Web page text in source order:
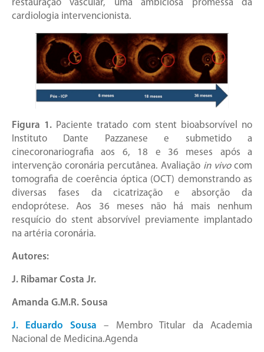
restauração vascular, uma ambiciosa promessa da
cardiologia intervencionista.
Figura 1. Paciente tratado com stent bioabsorvível no
Instituto Dante Pazzanese e submetido a
cinecoronariografia aos 6, 18 e 36 meses após a
intervenção coronária percutânea. Avaliação in vivocom
tomografia de coerência óptica (OCT) demonstrando as
diversas fases da cicatrização e absorção da
endoprótese. Aos 36 meses não há mais nenhum
resquício do stent absorvível previamente implantado
na artéria coronária.
Autores:
J. Ribamar Costa Jr.
Amanda G.M.R. Sousa
J. Eduardo Sousa – Membro Titular da Academia
Nacional de Medicina.Agenda